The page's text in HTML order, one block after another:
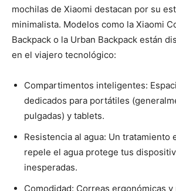
mochilas de Xiaomi destacan por su
minimalista. Modelos como la Xiaomi
Backpack o la Urban Backpack están
en el viajero tecnológico:
Compartimentos inteligentes:
dedicados para portátiles
pulgadas) y tablets.
Resistencia al agua: Un tratamiento
repele el agua protege tus
inesperadas.
Comodidad: Correas ergonómicas